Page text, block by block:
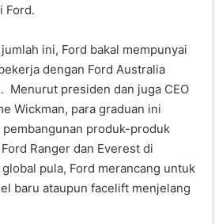
Ford.
ini, Ford bakal mempunyai
dengan Ford Australia
Menurut presiden dan juga CEO
Wickman, para graduan ini
produk-produk
Ranger dan Everest di
pula, Ford merancang untuk
baru ataupun facelift menjelang